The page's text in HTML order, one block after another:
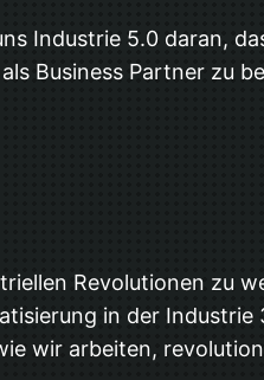
Industrie 5.0 daran,
Business Partner zu
Revolutionen zu
in der Industrie
wir arbeiten,